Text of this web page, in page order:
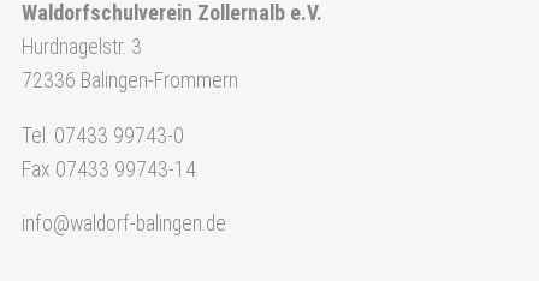
Waldorfschulverein Zollernalb e.V.
Hurdnagelstr. 3
72336 Balingen-Frommern
Tel. 07433 99743-0
Fax 07433 99743-14
info@waldorf-balingen.de